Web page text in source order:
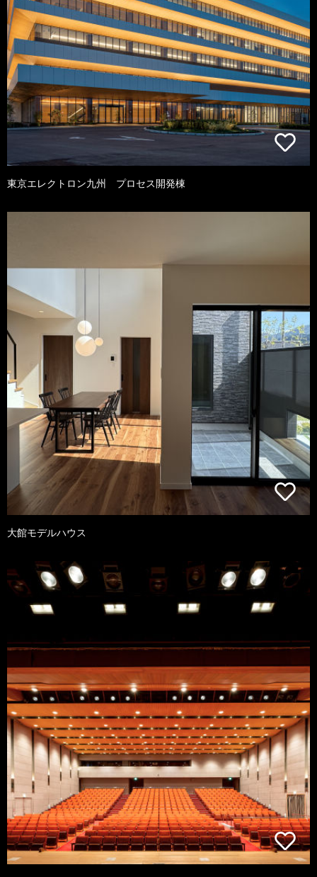
東京エレクトロン九州 プロセス開発棟
大館モデルハウス